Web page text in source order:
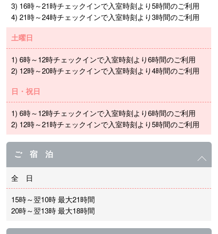
3) 16時～21時チェックインで入室時刻より5時間のご利用
4) 21時～24時チェックインで入室時刻より3時間のご利用
土曜日
1) 6時～12時チェックインで入室時刻より6時間のご利用
2) 12時～20時チェックインで入室時刻より4時間のご利用
日・祝日
1) 6時～12時チェックインで入室時刻より6時間のご利用
2) 12時～21時チェックインで入室時刻より5時間のご利用
ご 宿 泊
全 日
15時～翌10時 最大21時間
20時～翌13時 最大18時間